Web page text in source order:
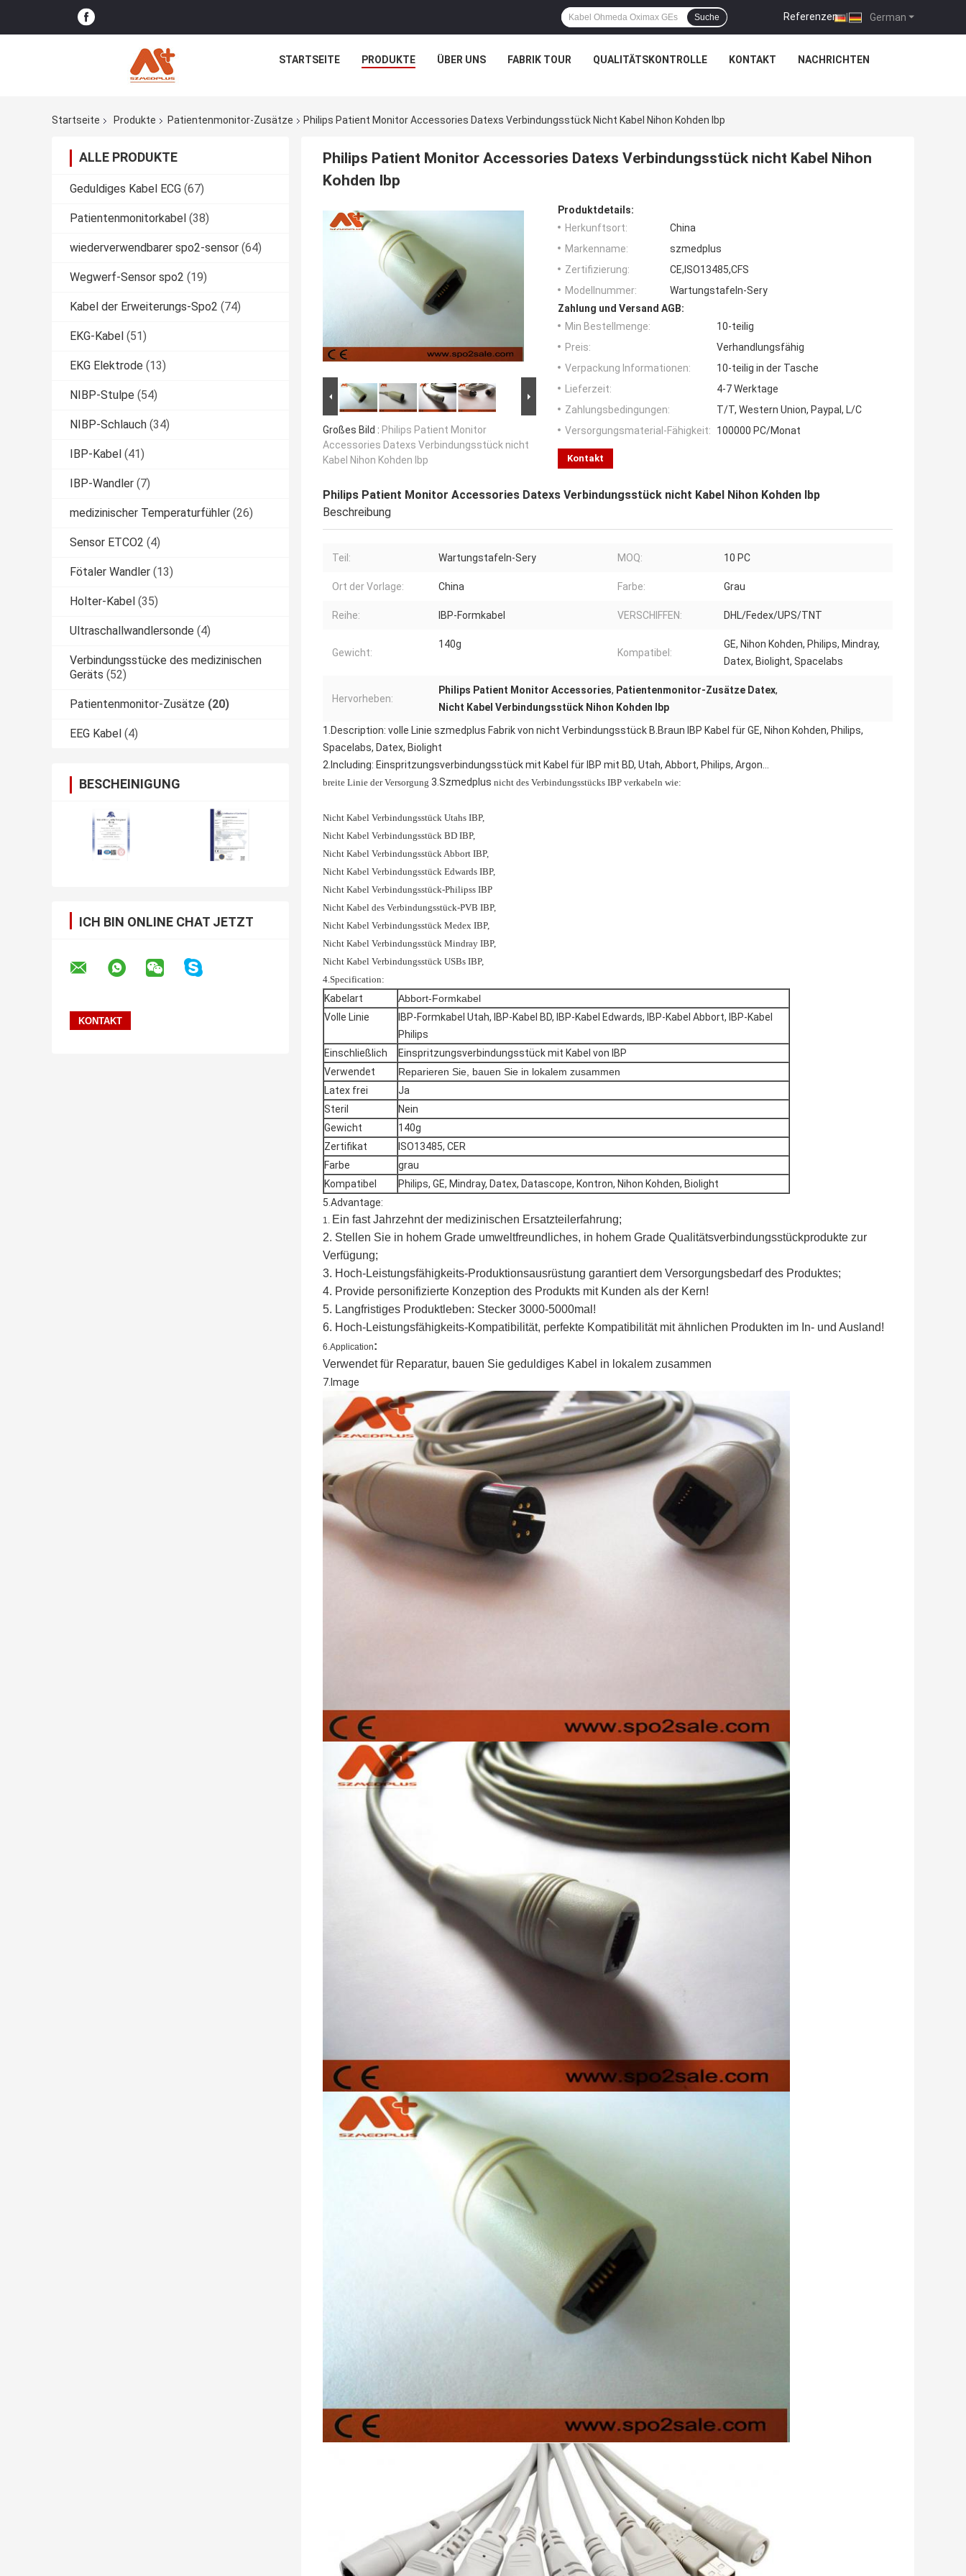
German
Referenzen |
Suche
STARTSEITE PRODUKTE ÜBER UNS FABRIK TOUR QUALITÄTSKONTROLLE KONTAKT NACHRICHTEN
Startseite Produkte Patientenmonitor-Zusätze Philips Patient Monitor Accessories Datexs Verbindungsstück Nicht Kabel Nihon Kohden Ibp
ALLE PRODUKTE
Geduldiges Kabel ECG (67)
Patientenmonitorkabel (38)
wiederverwendbarer spo2-sensor (64)
Wegwerf-Sensor spo2 (19)
Kabel der Erweiterungs-Spo2 (74)
EKG-Kabel (51)
EKG Elektrode (13)
NIBP-Stulpe (54)
NIBP-Schlauch (34)
IBP-Kabel (41)
IBP-Wandler (7)
medizinischer Temperaturfühler (26)
Sensor ETCO2 (4)
Fötaler Wandler (13)
Holter-Kabel (35)
Ultraschallwandlersonde (4)
Verbindungsstücke des medizinischen
Geräts (52)
Patientenmonitor-Zusätze (20)
EEG Kabel (4)
BESCHEINIGUNG
ICH BIN ONLINE CHAT JETZT
Philips Patient Monitor Accessories Datexs Verbindungsstück nicht Kabel Nihon
Kohden Ibp
Großes Bild : Philips Patient Monitor
Accessories Datexs Verbindungsstück nicht
Kabel Nihon Kohden Ibp
Produktdetails:
Herkunftsort:
China
Markenname:
szmedplus
Zertifizierung:
CE,ISO13485,CFS
Modellnummer:
Wartungstafeln-Sery
Zahlung und Versand AGB:
Min Bestellmenge:
10-teilig
Preis:
Verhandlungsfähig
Verpackung Informationen:
10-teilig in der Tasche
Lieferzeit:
4-7 Werktage
Zahlungsbedingungen:
T/T, Western Union, Paypal, L/C
Versorgungsmaterial-Fähigkeit:
100000 PC/Monat
Kontakt
Philips Patient Monitor Accessories Datexs Verbindungsstück nicht Kabel Nihon Kohden Ibp
Beschreibung
Teil: Wartungstafeln-Sery MOQ: 10 PC
Ort der Vorlage: China Farbe: Grau
Reihe: IBP-Formkabel VERSCHIFFEN: DHL/Fedex/UPS/TNT
Gewicht:
140g
Kompatibel:
GE, Nihon Kohden, Philips, Mindray,
Datex, Biolight, Spacelabs
Hervorheben:
Philips Patient Monitor Accessories, Patientenmonitor-Zusätze Datex,
Nicht Kabel Verbindungsstück Nihon Kohden Ibp
1.Description: volle Linie szmedplus Fabrik von nicht Verbindungsstück B.Braun IBP Kabel für GE, Nihon Kohden, Philips,
Spacelabs, Datex, Biolight
2.Including: Einspritzungsverbindungsstück mit Kabel für IBP mit BD, Utah, Abbort, Philips, Argon…
breite Linie der Versorgung 3.Szmedplus nicht des Verbindungsstücks IBP verkabeln wie:
Nicht Kabel Verbindungsstück Utahs IBP,
Nicht Kabel Verbindungsstück BD IBP,
Nicht Kabel Verbindungsstück Abbort IBP,
Nicht Kabel Verbindungsstück Edwards IBP,
Nicht Kabel Verbindungsstück-Philipss IBP
Nicht Kabel des Verbindungsstück-PVB IBP,
Nicht Kabel Verbindungsstück Medex IBP,
Nicht Kabel Verbindungsstück Mindray IBP,
Nicht Kabel Verbindungsstück USBs IBP,
4.Specification:
Kabelart
Abbort-Formkabel
Volle Linie
IBP-Formkabel Utah, IBP-Kabel BD, IBP-Kabel Edwards, IBP-Kabel Abbort, IBP-Kabel
Philips
Einschließlich
Einspritzungsverbindungsstück mit Kabel von IBP
Verwendet
Reparieren Sie, bauen Sie in lokalem zusammen
Latex frei
Ja
Steril
Nein
Gewicht
140g
Zertifikat
ISO13485, CER
Farbe
grau
Kompatibel
Philips, GE, Mindray, Datex, Datascope, Kontron, Nihon Kohden, Biolight
5.Advantage:
1. Ein fast Jahrzehnt der medizinischen Ersatzteilerfahrung;
2. Stellen Sie in hohem Grade umweltfreundliches, in hohem Grade Qualitätsverbindungsstückprodukte zur
Verfügung;
3. Hoch-Leistungsfähigkeits-Produktionsausrüstung garantiert dem Versorgungsbedarf des Produktes;
4. Provide personifizierte Konzeption des Produkts mit Kunden als der Kern!
5. Langfristiges Produktleben: Stecker 3000-5000mal!
6. Hoch-Leistungsfähigkeits-Kompatibilität, perfekte Kompatibilität mit ähnlichen Produkten im In- und Ausland!
6.Application:
Verwendet für Reparatur, bauen Sie geduldiges Kabel in lokalem zusammen
7.Image